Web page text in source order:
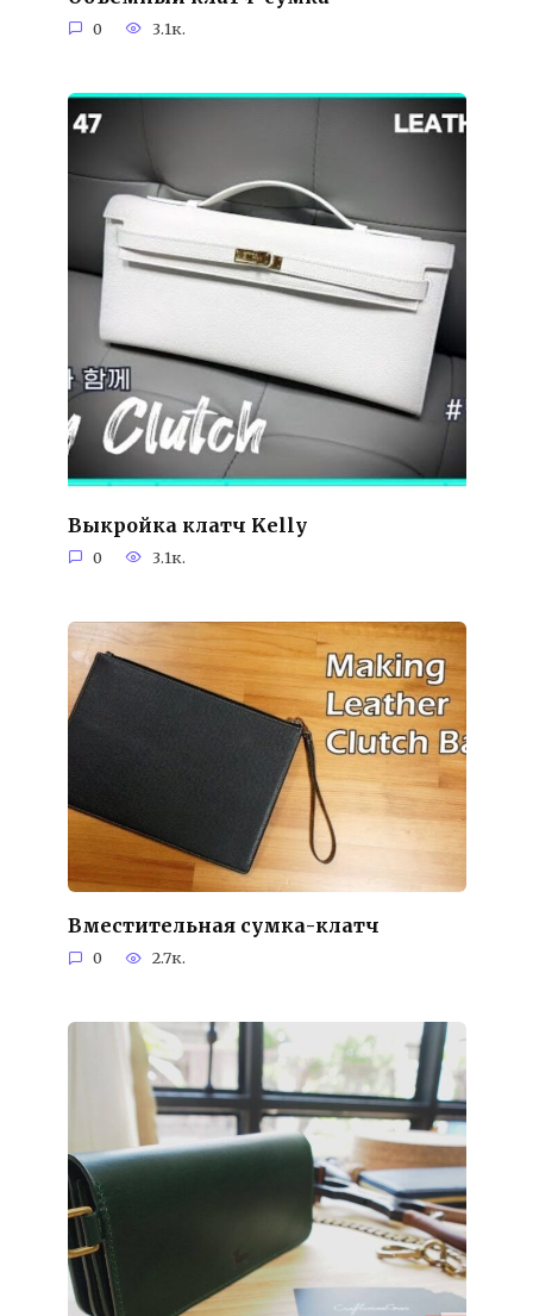
0 3.1к.
Выкройка клатч Kelly
0 3.1к.
Вместительная сумка-клатч
0 2.7к.